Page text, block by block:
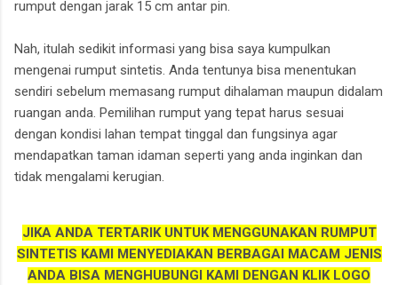
rumput dengan jarak 15 cm antar pin.
Nah, itulah sedikit informasi yang bisa saya kumpulkan
mengenai rumput sintetis. Anda tentunya bisa menentukan
sendiri sebelum memasang rumput dihalaman maupun didalam
ruangan anda. Pemilihan rumput yang tepat harus sesuai
dengan kondisi lahan tempat tinggal dan fungsinya agar
mendapatkan taman idaman seperti yang anda inginkan dan
tidak mengalami kerugian.
JIKA ANDA TERTARIK UNTUK MENGGUNAKAN RUMPUT
SINTETIS KAMI MENYEDIAKAN BERBAGAI MACAM JENIS
ANDA BISA MENGHUBUNGI KAMI DENGAN KLIK LOGO